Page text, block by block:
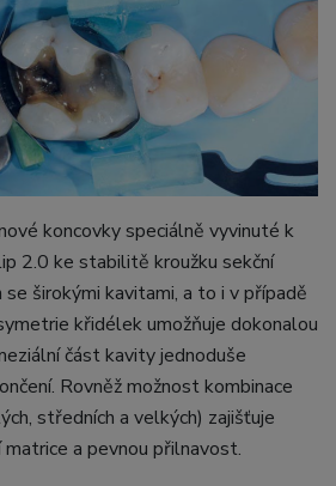
koncovky speciálně vyvinuté k
2.0 ke stabilitě kroužku sekční
se širokými kavitami, a to i v případě
křidélek umožňuje dokonalou
část kavity jednoduše
Rovněž možnost kombinace
středních a velkých) zajišťuje
a pevnou přilnavost.